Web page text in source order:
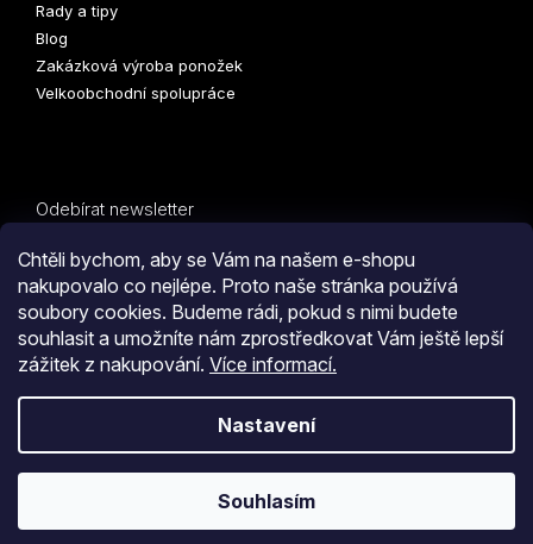
Chtěli bychom, aby se Vám na našem e-shopu
nakupovalo co nejlépe. Proto naše stránka používá
soubory cookies. Budeme rádi, pokud s nimi budete
souhlasit a umožníte nám zprostředkovat Vám ještě lepší
zážitek z nakupování. Více informací.
Nastavení
Souhlasím
Rady a tipy
Blog
Zakázková výroba ponožek
Velkoobchodní spolupráce
Odebírat newsletter
Vložte svůj e-mail a my vám budeme zasílat informace o
nových produktech na našem e-shopu.
E-mail
obchodními podmínkamii s podmínkami
osobních údajů.
PŘIHLÁSIT
Vytvořil Shoptet
COLLM.CZ. Všechna práva vyhrazena.
nastavení cookies